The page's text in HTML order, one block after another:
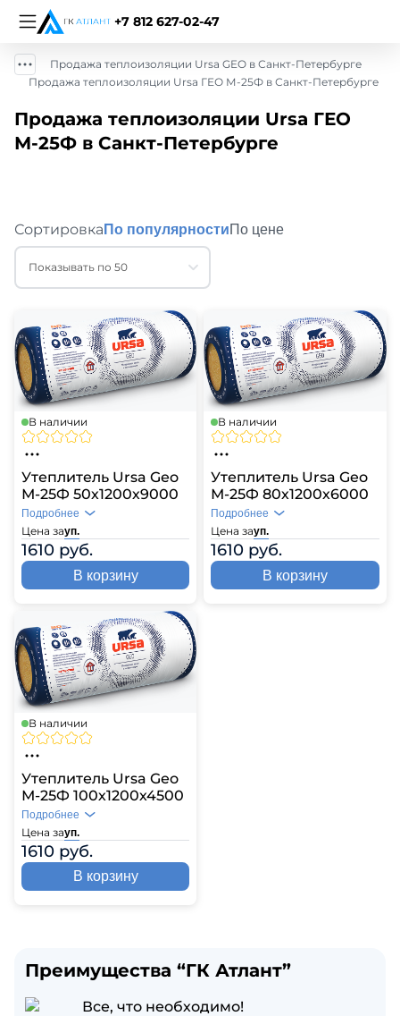
+7 812 627-02-47
Продажа теплоизоляции Ursa GEO в Санкт-Петербурге
Продажа теплоизоляции Ursa ГЕО М-25Ф в Санкт-Петербурге
Продажа теплоизоляции Ursa ГЕО
М-25Ф в Санкт-Петербурге
Сортировка По популярностиПо цене
Показывать по 50
В наличии
Утеплитель Ursa Geo
М-25Ф 50х1200х9000
Цена зауп.
1610 руб.
Подробнее
В корзину
В наличии
Утеплитель Ursa Geo
М-25Ф 80х1200х6000
Цена зауп.
1610 руб.
Подробнее
В корзину
В наличии
Утеплитель Ursa Geo
М-25Ф 100х1200х4500
Цена зауп.
1610 руб.
Подробнее
В корзину
Преимущества “ГК Атлант”
Все, что необходимо!